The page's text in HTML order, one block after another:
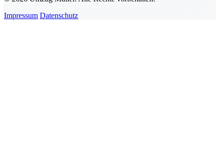
Impressum Datenschutz